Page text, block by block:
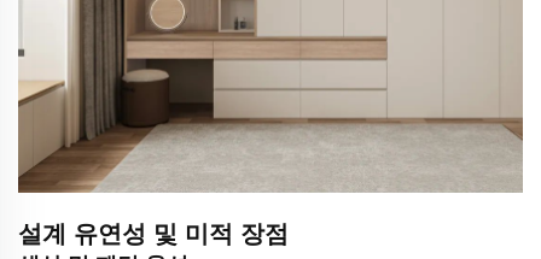
설계 유연성 및 미적 장점